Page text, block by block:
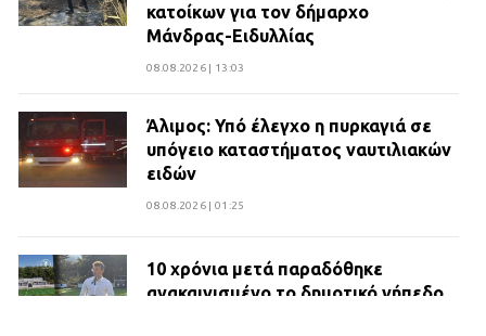
κατοίκων για τον δήμαρχο
Μάνδρας-Ειδυλλίας
08.08.2026 | 13:03
Άλιμος: Υπό έλεγχο η πυρκαγιά σε
υπόγειο καταστήματος ναυτιλιακών
ειδών
08.08.2026 | 01:25
10 χρόνια μετά παραδόθηκε
ανακαινισμένο το δημοτικό γήπεδο